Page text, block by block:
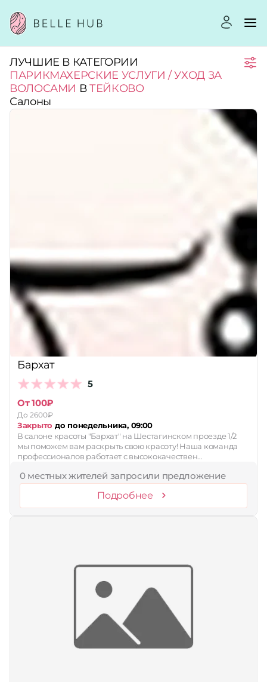
Город:
Категории:
Принимает сертификаты
Применить
ЛУЧШИЕ В КАТЕГОРИИ
ПАРИКМАХЕРСКИЕ УСЛУГИ / УХОД ЗА
ВОЛОСАМИ ВТЕЙКОВО
Салоны
Бархат
5
От 100₽
До 2600₽
Закрыто до понедельника, 09:00
В салоне красоты "Бархат" на Шестагинском проезде 1/2
мы поможем вам раскрыть свою красоту! Наша команда
профессионалов работает с высококачествен…
0 местных жителей запросили предложение
Подробнее